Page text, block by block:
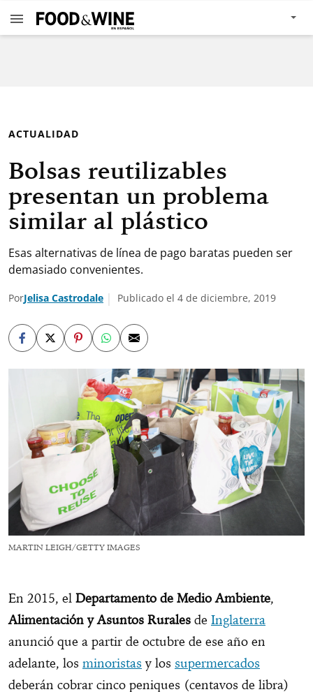
ACTUALIDAD
Bolsas reutilizables
presentan un problema
similar al plástico
Esas alternativas de línea de pago baratas pueden ser
demasiado convenientes.
PorJelisa Castrodale Publicado el 4 de diciembre, 2019
MARTIN LEIGH/GETTY IMAGES
En 2015, el Departamento de Medio Ambiente,
Alimentación y Asuntos Rurales de Inglaterra
anunció que a partir de octubre de ese año en
adelante, los minoristas y los supermercados
deberán cobrar cinco peniques (centavos de libra)